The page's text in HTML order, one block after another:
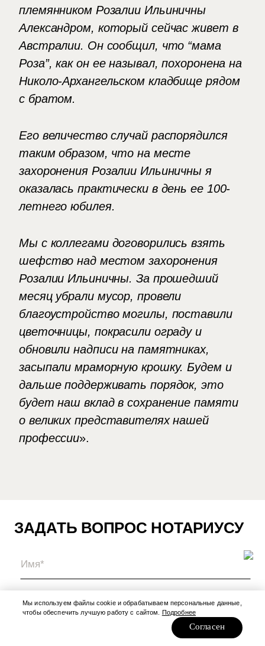
племянником Розалии Ильиничны
Александром, который сейчас живет в
Австралии. Он сообщил, что “мама
Роза”, как он ее называл, похоронена на
Николо-Архангельском кладбище рядом
с братом.
Его величество случай распорядился
таким образом, что на месте
захоронения Розалии Ильиничны я
оказалась практически в день ее 100-
летнего юбилея.
Мы с коллегами договорились взять
шефство над местом захоронения
Розалии Ильиничны. За прошедший
месяц убрали мусор, провели
благоустройство могилы, поставили
цветочницы, покрасили ограду и
обновили надписи на памятниках,
засыпали мраморную крошку. Будем и
дальше поддерживать порядок, это
будет наш вклад в сохранение памяти
о великих представителях нашей
профессии».
ЗАДАТЬ ВОПРОС НОТАРИУСУ
Мы используем файлы cookie и обрабатываем персональные данные,
чтобы обеспечить лучшую работу с сайтом. Подробнее
Согласен